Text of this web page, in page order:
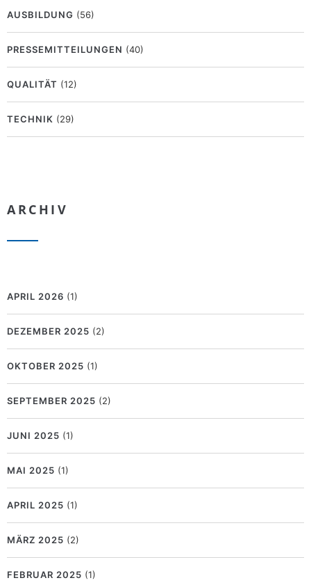
AUSBILDUNG (56)
PRESSEMITTEILUNGEN (40)
QUALITÄT (12)
TECHNIK (29)
ARCHIV
APRIL 2026 (1)
DEZEMBER 2025 (2)
OKTOBER 2025 (1)
SEPTEMBER 2025 (2)
JUNI 2025 (1)
MAI 2025 (1)
APRIL 2025 (1)
MÄRZ 2025 (2)
FEBRUAR 2025 (1)